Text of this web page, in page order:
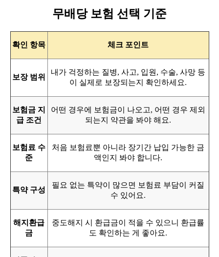
무배당 보험 선택 기준
확인 항목 체크 포인트
보장 범위
내가 걱정하는 질병, 사고, 입원, 수술, 사망 등
이 실제로 보장되는지 확인하세요.
보험금 지
급 조건
어떤 경우에 보험금이 나오고, 어떤 경우 제외
되는지 약관을 봐야 해요.
보험료 수
준
처음 보험료뿐 아니라 장기간 납입 가능한 금
액인지 봐야 합니다.
특약 구성
필요 없는 특약이 많으면 보험료 부담이 커질
수 있어요.
해지환급
금
중도해지 시 환급금이 적을 수 있으니 환급률
도 확인하는 게 좋아요.